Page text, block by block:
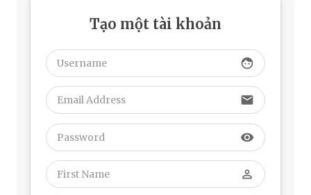
Tạo một tài khoản
face
email
visibility
perm_identity